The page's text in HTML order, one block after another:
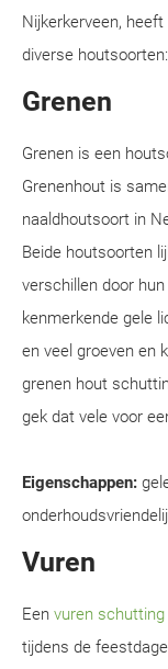
Nijkerkerveen,
diverse houtsoorten:
Grenen
Grenen is een
Grenenhout is
naaldhoutsoort in
Beide houtsoorten
verschillen door
kenmerkende gele
en veel groeven en
grenen hout
gek dat vele voor
Eigenschappen:
Vuren
Een vuren schutting
tijdens de